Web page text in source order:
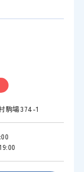
駒場374-1